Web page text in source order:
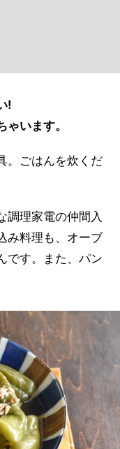
!
います。
。ごはんを炊くだ
調理家電の仲間入
み料理も、オーブ
です。また、パン